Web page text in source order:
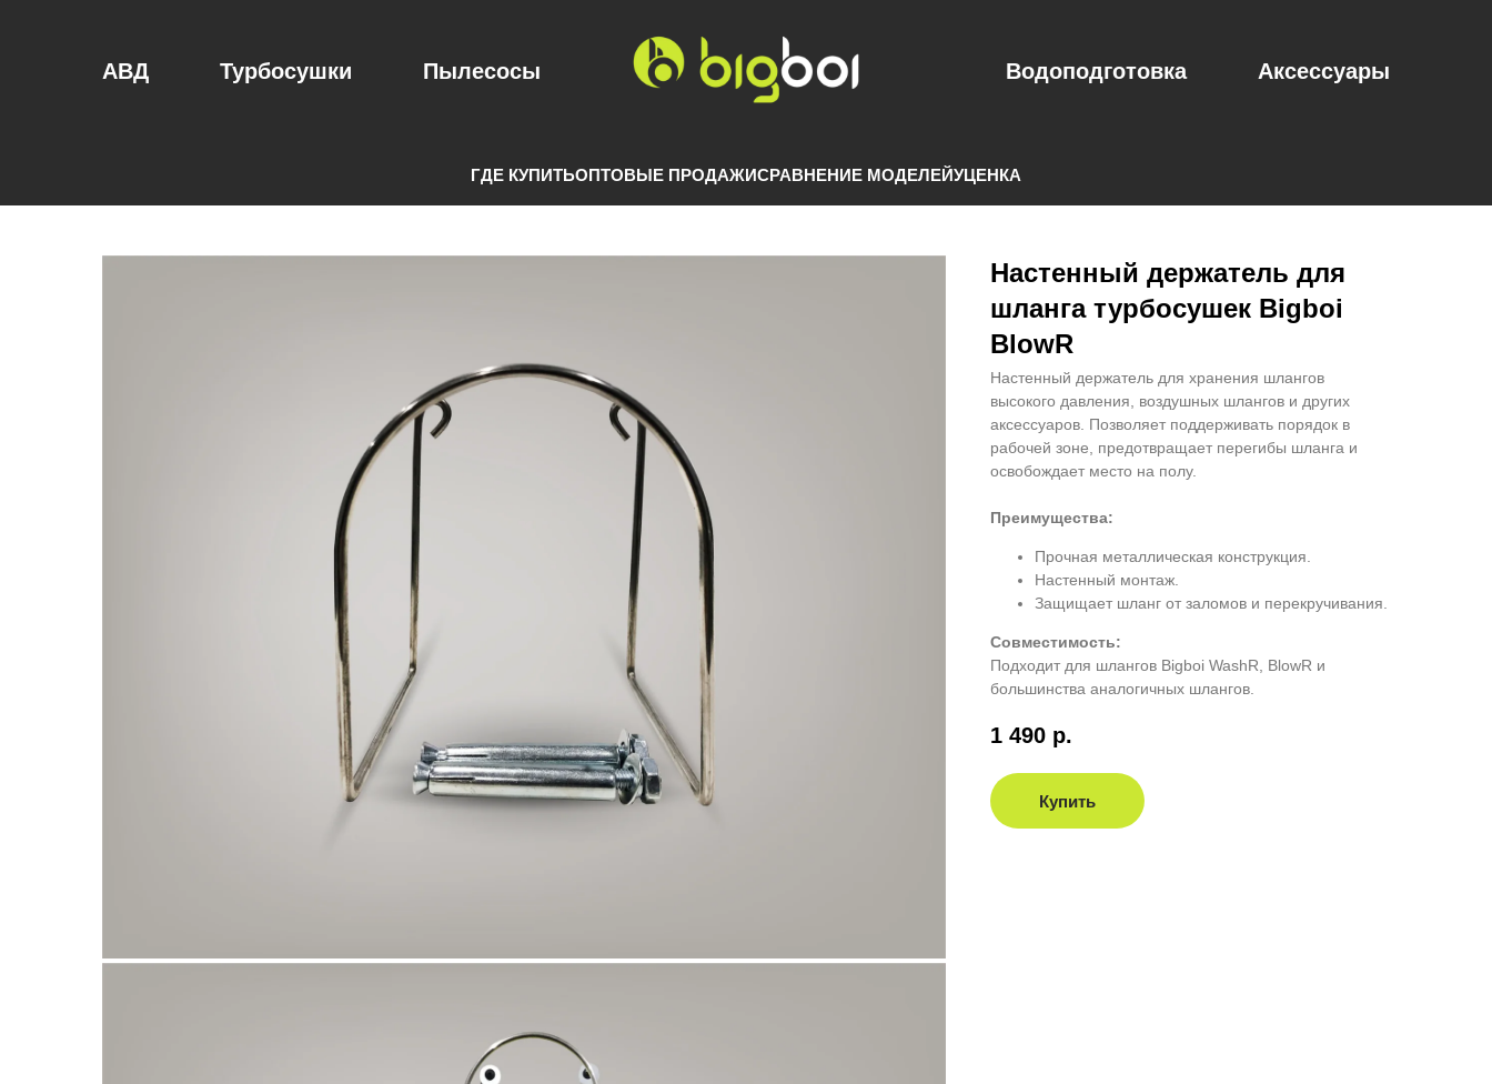
АВД Турбосушки Пылесосы Водоподготовка Аксессуары
ГДЕ КУПИТЬОПТОВЫЕ ПРОДАЖИСРАВНЕНИЕ МОДЕЛЕЙУЦЕНКА
Настенный держатель для
шланга турбосушек Bigboi
BlowR
Настенный держатель для хранения шлангов
высокого давления, воздушных шлангов и других
аксессуаров. Позволяет поддерживать порядок в
рабочей зоне, предотвращает перегибы шланга и
освобождает место на полу.
Преимущества:
Прочная металлическая конструкция.
Настенный монтаж.
Защищает шланг от заломов и перекручивания.
Совместимость:
Подходит для шлангов Bigboi WashR, BlowR и
большинства аналогичных шлангов.
1 490 р.
Купить